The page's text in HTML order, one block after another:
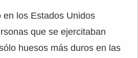
en los Estados Unidos
que se ejercitaban
huesos más duros en las